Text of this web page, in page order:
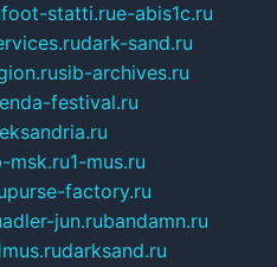
statti.rue-abis1c.ru
dark-sand.ru
sib-archives.ru
festival.ru
msk.ru1-mus.ru
purse-factory.ru
adler-jun.rubandamn.ru
darksand.ru